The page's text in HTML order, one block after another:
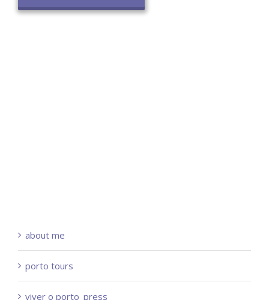
about me
porto tours
viver o porto_press